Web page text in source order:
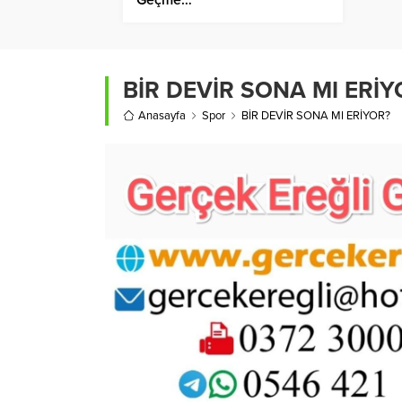
BİR DEVİR SONA MI
Anasayfa Spor BİR DEVİR SONA MI ERİYOR?